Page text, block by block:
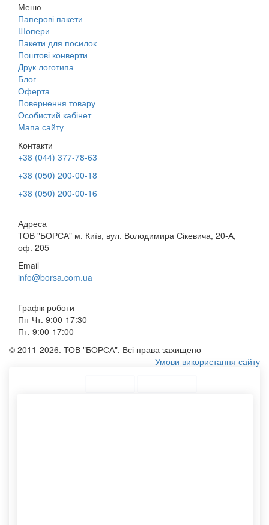
Меню
Паперові пакети
Шопери
Пакети для посилок
Поштові конверти
Друк логотипа
Блог
Оферта
Повернення товару
Особистий кабінет
Мапа сайту
Контакти
+38 (044) 377-78-63
+38 (050) 200-00-18
+38 (050) 200-00-16
Адреса
ТОВ "БОРСА" м. Київ, вул. Володимира Сікевича, 20-А,
оф. 205
Email
info@borsa.com.ua
Графік роботи
Пн-Чт. 9:00-17:30
Пт. 9:00-17:00
© 2011-2026. ТОВ "БОРСА". Всі права захищено
Умови використання сайту